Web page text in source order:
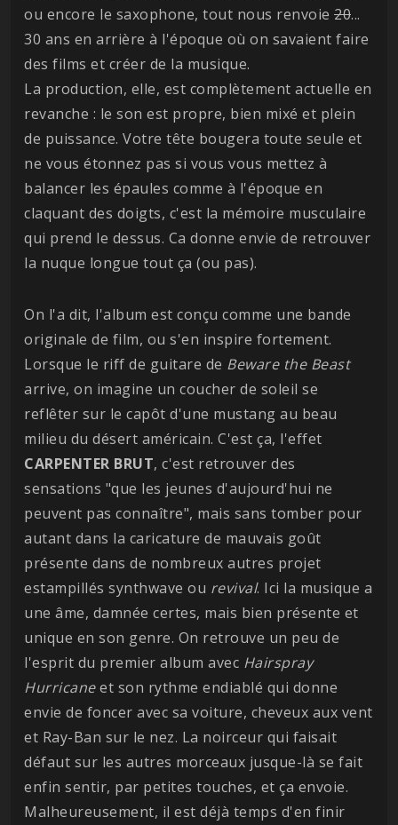
ou encore le saxophone, tout nous renvoie 20...
30 ans en arrière à l'époque où on savaient faire
des films et créer de la musique.
La production, elle, est complètement actuelle en
revanche : le son est propre, bien mixé et plein
de puissance. Votre tête bougera toute seule et
ne vous étonnez pas si vous vous mettez à
balancer les épaules comme à l'époque en
claquant des doigts, c'est la mémoire musculaire
qui prend le dessus. Ca donne envie de retrouver
la nuque longue tout ça (ou pas).
On l'a dit, l'album est conçu comme une bande
originale de film, ou s'en inspire fortement.
Lorsque le riff de guitare de Beware the Beast
arrive, on imagine un coucher de soleil se
reflêter sur le capôt d'une mustang au beau
milieu du désert américain. C'est ça, l'effet
CARPENTER BRUT, c'est retrouver des
sensations "que les jeunes d'aujourd'hui ne
peuvent pas connaître", mais sans tomber pour
autant dans la caricature de mauvais goût
présente dans de nombreux autres projet
estampillés synthwave ou revival. Ici la musique a
une âme, damnée certes, mais bien présente et
unique en son genre. On retrouve un peu de
l'esprit du premier album avec Hairspray
Hurricaneet son rythme endiablé qui donne
envie de foncer avec sa voiture, cheveux aux vent
et Ray-Ban sur le nez. La noirceur qui faisait
défaut sur les autres morceaux jusque-là se fait
enfin sentir, par petites touches, et ça envoie.
Malheureusement, il est déjà temps d'en finir